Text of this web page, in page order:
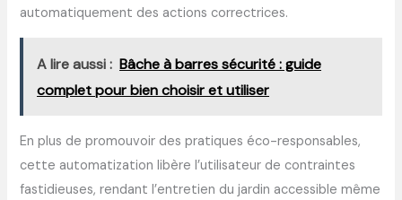
automatiquement des actions correctrices.
A lire aussi : Bâche à barres sécurité : guide
complet pour bien choisir et utiliser
En plus de promouvoir des pratiques éco-responsables,
cette automatization libère l’utilisateur de contraintes
fastidieuses, rendant l’entretien du jardin accessible même